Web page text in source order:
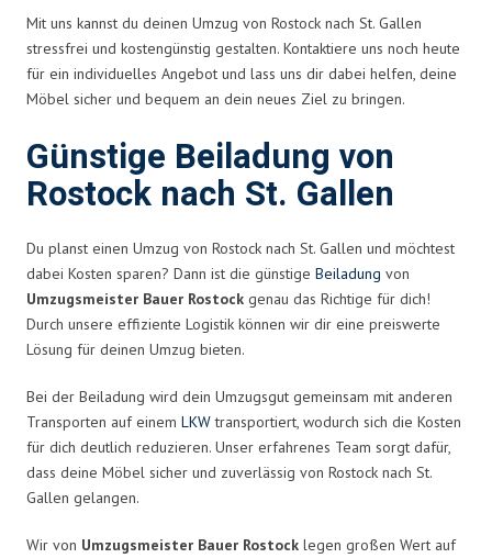
Mit uns kannst du deinen Umzug von Rostock nach St. Gallen
stressfrei und kostengünstig gestalten. Kontaktiere uns noch heute
für ein individuelles Angebot und lass uns dir dabei helfen, deine
Möbel sicher und bequem an dein neues Ziel zu bringen.
Günstige Beiladung von
Rostock nach St. Gallen
Du planst einen Umzug von Rostock nach St. Gallen und möchtest
dabei Kosten sparen? Dann ist die günstige Beiladung von
Umzugsmeister Bauer Rostock genau das Richtige für dich!
Durch unsere effiziente Logistik können wir dir eine preiswerte
Lösung für deinen Umzug bieten.
Bei der Beiladung wird dein Umzugsgut gemeinsam mit anderen
Transporten auf einem LKWtransportiert, wodurch sich die Kosten
für dich deutlich reduzieren. Unser erfahrenes Team sorgt dafür,
dass deine Möbel sicher und zuverlässig von Rostock nach St.
Gallen gelangen.
Wir von Umzugsmeister Bauer Rostock legen großen Wert auf